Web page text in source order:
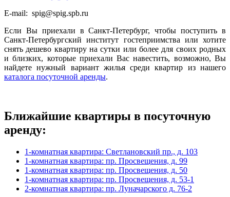
E-mail: spig@spig.spb.ru
Если Вы приехали в Санкт-Петербург, чтобы поступить в
Санкт-Петербургский институт гостеприимства или хотите
снять дешево квартиру на сутки или более для своих родных
и близких, которые приехали Вас навестить, возможно, Вы
найдете нужный вариант жилья среди квартир из нашего
каталога посуточной аренды.
Ближайшие квартиры в посуточную
аренду:
1-комнатная квартира: Светлановский пр., д. 103
1-комнатная квартира: пр. Просвещения, д. 99
1-комнатная квартира: пр. Просвещения, д. 50
1-комнатная квартира: пр. Просвещения, д. 53-1
2-комнатная квартира: пр. Луначарского д. 76-2